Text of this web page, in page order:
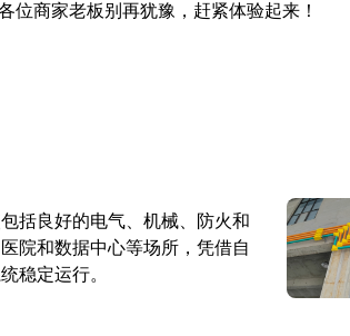
位商家老板别再犹豫，赶紧体验起来！
括良好的电气、机械、防火和
院和数据中心等场所，凭借自
稳定运行。